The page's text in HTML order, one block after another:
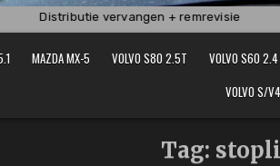
Distributie vervangen + remrevisie
MAZDA MX-5 VOLVO S80 2.5T VOLVO S60 2.4
VOLVO S/
Tag: